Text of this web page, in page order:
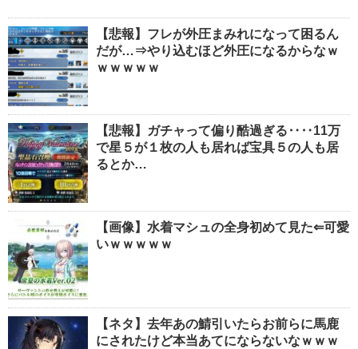
【悲報】フレが外圧まみれになって困るん
だが…⇒やり込むほど外圧になるからなｗ
ｗｗｗｗｗ
【悲報】ガチャって偏り酷過ぎる‥‥11万
で星５が１枚の人も居れば宝具５の人も居
るとか…
【画像】水着マシュの全身初めて見た⇐可愛
いｗｗｗｗｗ
【ネタ】去年あの鯖引いたらお前らに馬鹿
にされたけど本当あてにならないなｗｗｗ